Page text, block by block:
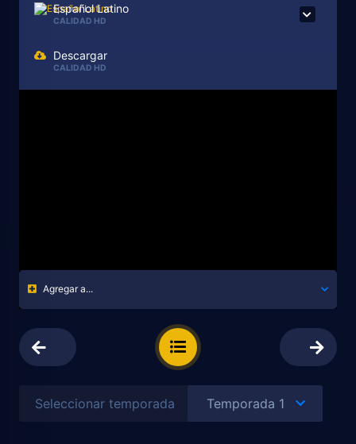
Español Latino
CALIDAD HD
Descargar
CALIDAD HD
Agregar a...
Seleccionar temporada